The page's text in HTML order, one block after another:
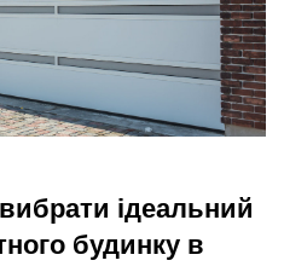
ідеальний
будинку в